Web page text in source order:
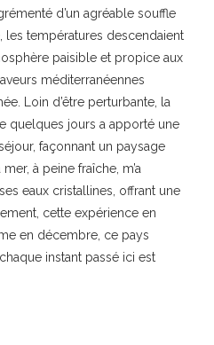
d’un agréable souffle
les températures descendaient
paisible et propice aux
méditerranéennes
Loin d’être perturbante, la
quelques jours a apporté une
façonnant un paysage
à peine fraîche, m’a
eaux cristallines, offrant une
cette expérience en
en décembre, ce pays
instant passé ici est